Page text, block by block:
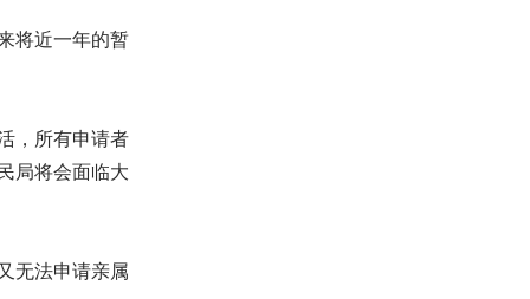
将近一年的暂
，所有申请者
局将会面临大
无法申请亲属